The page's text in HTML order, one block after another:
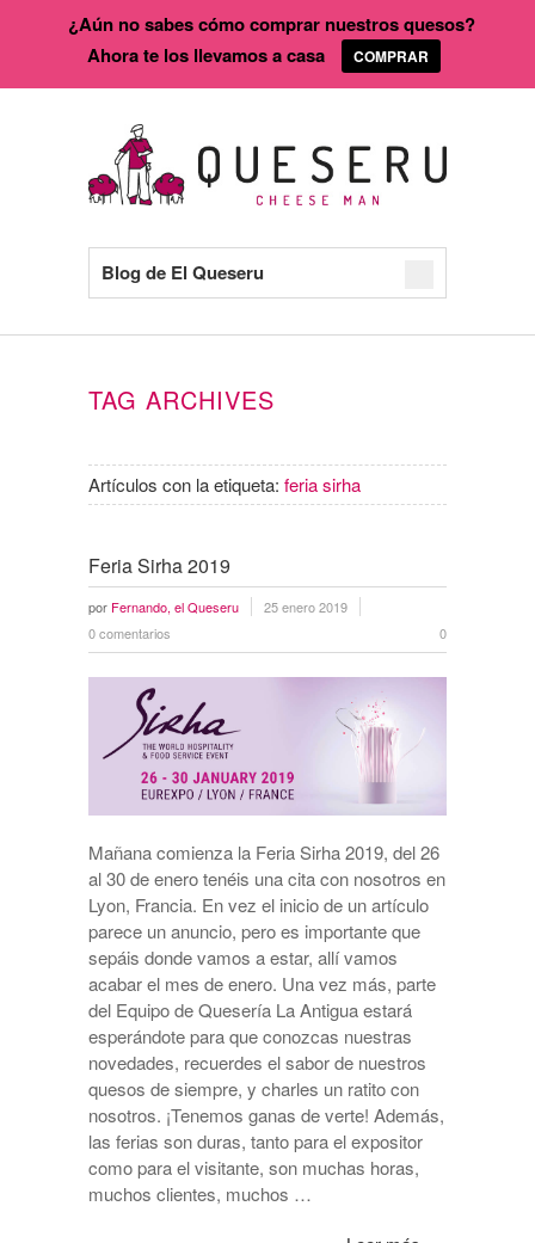
Blog de El Queseru
TAG ARCHIVES
Artículos con la etiqueta: feria sirha
Feria Sirha 2019
por Fernando, el Queseru
25 enero 2019
0 comentarios
0
Mañana comienza la Feria Sirha 2019, del 26
al 30 de enero tenéis una cita con nosotros en
Lyon, Francia. En vez el inicio de un artículo
parece un anuncio, pero es importante que
sepáis donde vamos a estar, allí vamos
acabar el mes de enero. Una vez más, parte
del Equipo de Quesería La Antigua estará
esperándote para que conozcas nuestras
novedades, recuerdes el sabor de nuestros
quesos de siempre, y charles un ratito con
nosotros. ¡Tenemos ganas de verte! Además,
las ferias son duras, tanto para el expositor
como para el visitante, son muchas horas,
muchos clientes, muchos …
¿Aún no sabes cómo comprar nuestros quesos?
Ahora te los llevamos a casa
COMPRAR